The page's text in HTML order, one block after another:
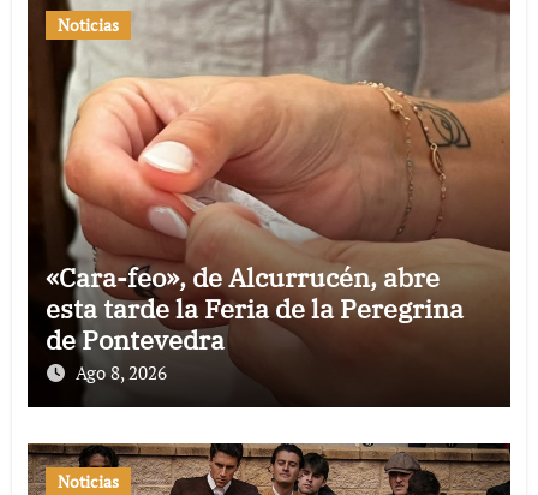
Noticias
«Cara-feo», de Alcurrucén, abre
esta tarde la Feria de la Peregrina
de Pontevedra
Ago 8, 2026
Noticias